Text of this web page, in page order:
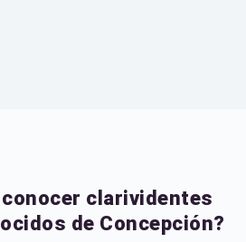
clarividentes
de Concepción?